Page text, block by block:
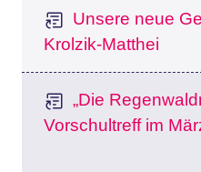
Unsere neue
Krolzik-Matthei
„Die
Vorschultreff im